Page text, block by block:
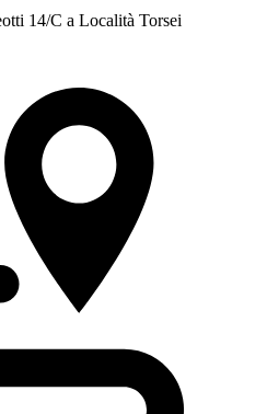
14/C a Località Torsei